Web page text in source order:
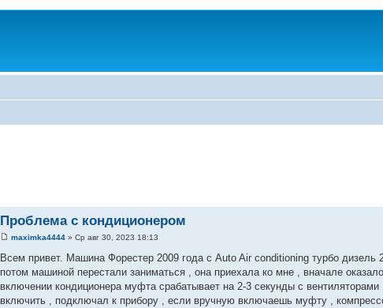
Проблема с кондиционером
maximka4444 » Ср авг 30, 2023 18:13
Всем привет. Машина Форестер 2009 года с Auto Air conditioning турбо
потом машиной перестали заниматься , она приехала ко мне , вначале
включении кондиционера муфта срабатывает на 2-3 секунды с
включить , подключал к прибору , если вручную включаешь муфту ,